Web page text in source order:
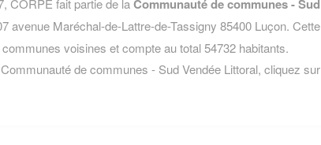
CORPE fait partie de laCommunauté de communes - Sud
avenue Maréchal-de-Lattre-de-Tassigny 85400 Luçon. Cette
voisines et compte au total 54732 habitants.
de communes - Sud Vendée Littoral, cliquez sur